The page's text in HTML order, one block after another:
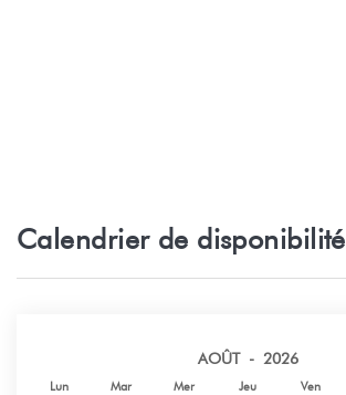
Calendrier de disponibilité
AOÛT - 2026
Lun Mar Mer Jeu Ven